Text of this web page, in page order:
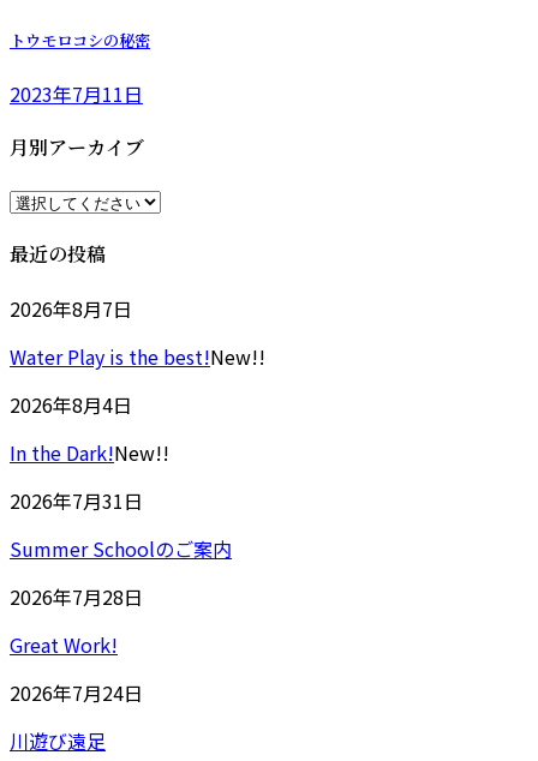
トウモロコシの秘密
2023年7月11日
月別アーカイブ
最近の投稿
2026年8月7日
Water Play is the best!New!!
2026年8月4日
In the Dark!New!!
2026年7月31日
Summer Schoolのご案内
2026年7月28日
Great Work!
2026年7月24日
川遊び遠足